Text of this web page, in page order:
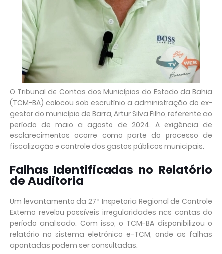
O Tribunal de Contas dos Municípios do Estado da Bahia
(TCM-BA) colocou sob escrutínio a administração do ex-
gestor do município de Barra, Artur Silva Filho, referente ao
período de maio a agosto de 2024. A exigência de
esclarecimentos ocorre como parte do processo de
fiscalização e controle dos gastos públicos municipais.
Falhas Identificadas no Relatório
de Auditoria
Um levantamento da 27ª Inspetoria Regional de Controle
Externo revelou possíveis irregularidades nas contas do
período analisado. Com isso, o TCM-BA disponibilizou o
relatório no sistema eletrônico e-TCM, onde as falhas
apontadas podem ser consultadas.